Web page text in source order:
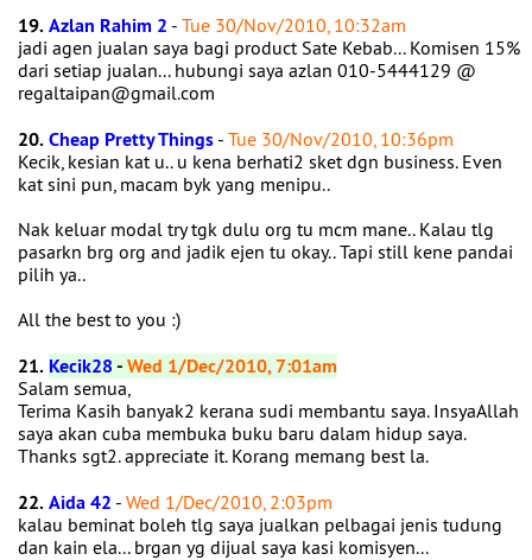
19.Azlan Rahim 2 - Tue 30/Nov/2010, 10:32am
jadi agen jualan saya bagi product Sate Kebab... Komisen 15%
dari setiap jualan... hubungi saya azlan 010-5444129 @
regaltaipan@gmail.com
20.Cheap Pretty Things - Tue 30/Nov/2010, 10:36pm
Kecik, kesian kat u.. u kena berhati2 sket dgn business. Even
kat sini pun, macam byk yang menipu..
Nak keluar modal try tgk dulu org tu mcm mane.. Kalau tlg
pasarkn brg org and jadik ejen tu okay.. Tapi still kene pandai
pilih ya..
All the best to you :)
21. Kecik28-Wed 1/Dec/2010, 7:01am
Salam semua,
Terima Kasih banyak2 kerana sudi membantu saya. InsyaAllah
saya akan cuba membuka buku baru dalam hidup saya.
Thanks sgt2. appreciate it. Korang memang best la.
22.Aida 42 - Wed 1/Dec/2010, 2:03pm
kalau beminat boleh tlg saya jualkan pelbagai jenis tudung
dan kain ela... brgan yg dijual saya kasi komisyen...